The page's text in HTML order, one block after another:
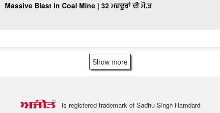
Massive Blast in Coal Mine | 32 ਮਜ਼ਦੂਰਾਂ ਦੀ ਮੌ.ਤ
Show more
is registered trademark of Sadhu Singh Hamdard